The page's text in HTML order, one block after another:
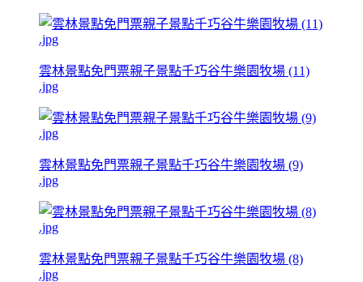
雲林景點免門票親子景點千巧谷牛樂園牧場 (11)
.jpg
雲林景點免門票親子景點千巧谷牛樂園牧場 (9)
.jpg
雲林景點免門票親子景點千巧谷牛樂園牧場 (8)
.jpg